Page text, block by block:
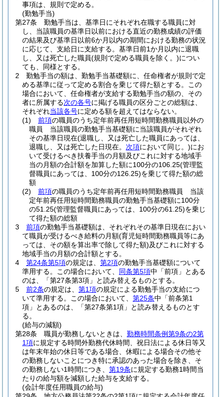
事項は、規則で定める。
(勤勉手当)
第27条
勤勉手当は、基準日にそれぞれ在職する職員に対
し、当該職員の基準日以前における直近の勤務成績の評価
の結果及び基準日以前6か月以内の期間における勤務の状況
に応じて、支給日に支給する。 基準日前1か月以内に退職
し、又は死亡した職員(規則で定める職員を除く。)につい
ても、同様とする。
2
勤勉手当の額は、勤勉手当基礎額に、任命権者が規則で定
める基準に従って定める割合を乗じて得た額とする。
この
場合において、任命権者が支給する勤勉手当の額の、その
者に所属する次の各号に掲げる職員の区分ごとの総額は、
それぞれ当該各号に定める額を超えてはならない。
(1)
前項の職員のうち定年前再任用短時間勤務職員以外の
職員 当該職員の勤勉手当基礎額に当該職員がそれぞれ
その基準日現在(退職し、又は死亡した職員にあっては、
退職し、又は死亡した日現在。 次項において同じ。)にお
いて受けるべき扶養手当の月額及びこれに対する地域手
当の月額の合計額を加算した額に100分の106.25(管理監
督職員にあっては、100分の126.25)を乗じて得た額の総
額
(2)
前項の職員のうち定年前再任用短時間勤務職員 当該
定年前再任用短時間勤務職員の勤勉手当基礎額に100分
の51.25(管理監督職員にあっては、100分の61.25)を乗じ
て得た額の総額
3
前項の勤勉手当基礎額は、それぞれその基準日現在におい
て職員が受けるべき給料の月額(育児短時間勤務職員等にあ
っては、その額を算出率で除して得た額)及びこれに対する
地域手当の月額の合計額とする。
4
第24条第5項の規定は、 第2項の勤勉手当基礎額について
準用する。
この場合において、 同条第5項中「前項」とある
のは、「第27条第3項」と読み替えるものとする。
5
前2条の規定は、 第1項の規定による勤勉手当の支給につ
いて準用する。
この場合において、 第25条中「前条第1
項」とあるのは、「第27条第1項」と読み替えるものとす
る。
(給与の減額)
第28条
職員が勤務しないときは、 勤務時間条例第9条の2第
1項に規定する時間外勤務代休時間、祝日法による休日等又
は年末年始の休日等である場合、休暇による場合その他そ
の勤務しないことにつき特に承認のあった場合を除き、そ
の勤務しない1時間につき、 第19条に規定する勤務1時間当
たりの給与額を減額した給与を支給する。
(会計年度任用職員の給与)